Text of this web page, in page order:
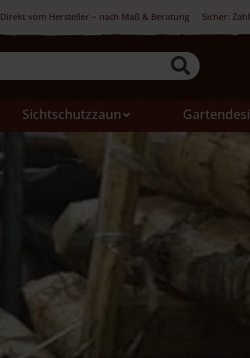
Direkt vom Hersteller – nach Maß & Beratung Sicher:
Sichtschutzzaun